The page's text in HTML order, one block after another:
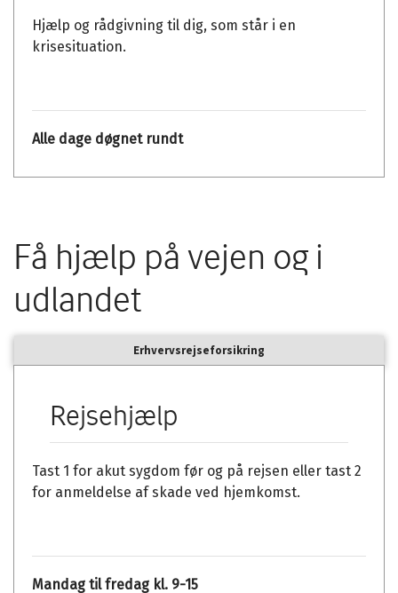
Hjælp og rådgivning til dig, som står i en
krisesituation.
Alle dage døgnet rundt
Få hjælp på vejen og i
udlandet
Erhvervsrejseforsikring
Rejsehjælp
Tast 1 for akut sygdom før og på rejsen eller tast 2
for anmeldelse af skade ved hjemkomst.
Mandag til fredag kl. 9-15